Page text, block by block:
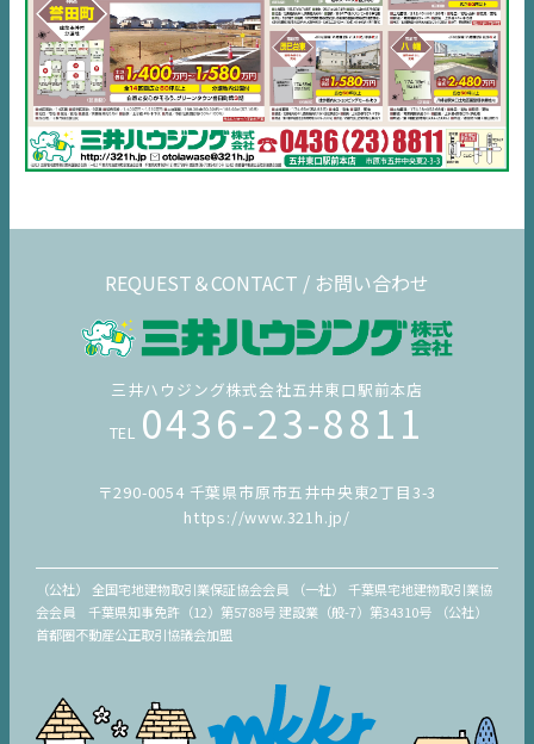
コラム
REQUEST＆CONTACT / お問い合わせ
三井ハウジング株式会社五井東口駅前本店
TEL 0436-23-8811
〒290-0054 千葉県市原市五井中央東2丁目3-3
https://www.321h.jp/
（公社） 全国宅地建物取引業保証協会会員 （一社） 千葉県宅地建物取引業協
会会員 千葉県知事免許（12）第5788号 建設業（般-7）第34310号 （公社）
首都圏不動産公正取引協議会加盟